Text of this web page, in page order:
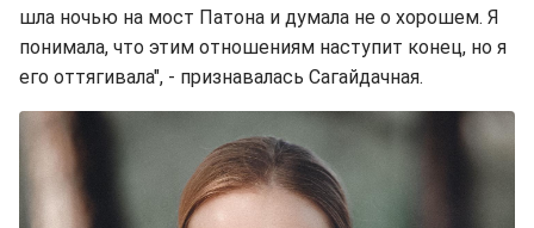
шла ночью на мост Патона и думала не о хорошем. Я
понимала, что этим отношениям наступит конец, но я
его оттягивала", - признавалась Сагайдачная.